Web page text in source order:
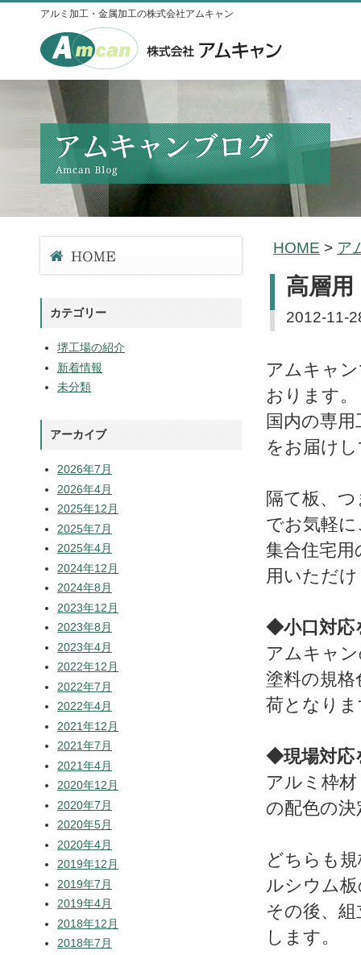
アルミ加工・金属加工の株式会社アムキャン
HOME > ア
高層用
2012-11-
アムキャ
おります。
国内の専
をお届け
隔て板、
でお気軽
集合住宅
用いただ
◆小口対応
アムキャ
塗料の規
荷となり
◆現場対応
アルミ枠
の配色の
どちらも
ルシウム
その後、
します。
カテゴリー
堺工場の紹介
新着情報
未分類
アーカイブ
2026年7月
2026年4月
2025年12月
2025年7月
2025年4月
2024年12月
2024年8月
2023年12月
2023年8月
2023年4月
2022年12月
2022年7月
2022年4月
2021年12月
2021年7月
2021年4月
2020年12月
2020年7月
2020年5月
2020年4月
2019年12月
2019年7月
2019年4月
2018年12月
2018年7月